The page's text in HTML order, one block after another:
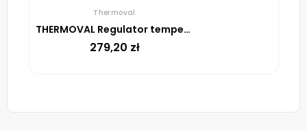
Thermoval
THERMOVAL Regulator temperatury TVT 04 ED Biały
279,20 zł